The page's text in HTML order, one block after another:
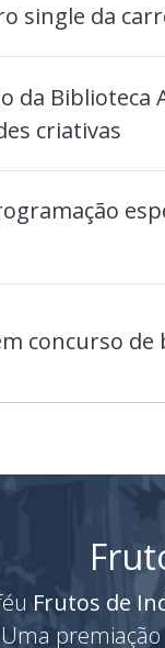
single da
da Biblioteca
criativas
concurso de
Frutos de